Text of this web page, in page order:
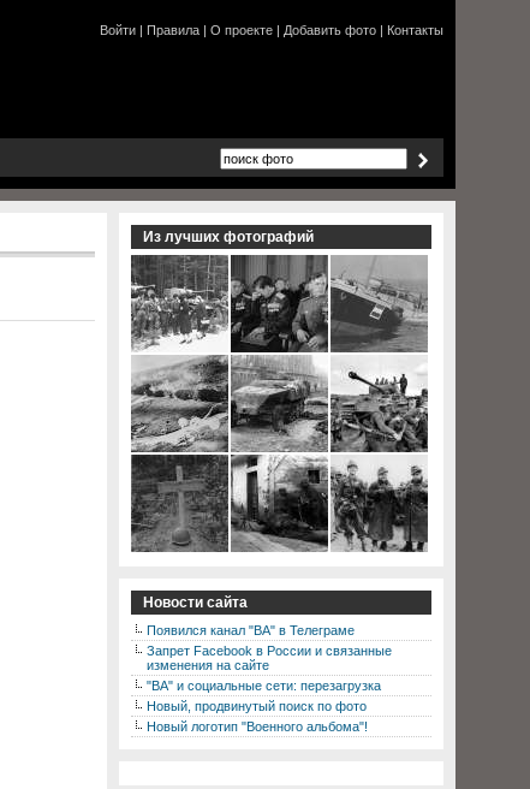
Войти | Правила | О проекте | Добавить фото | Контакты
Из лучших фотографий
Новости сайта
Появился канал "ВА" в Телеграме
Запрет Facebook в России и связанные
изменения на сайте
"ВА" и социальные сети: перезагрузка
Новый, продвинутый поиск по фото
Новый логотип "Военного альбома"!